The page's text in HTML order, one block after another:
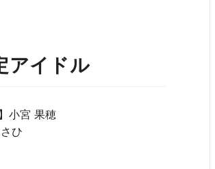
アイドル
小宮 果穂
ひ